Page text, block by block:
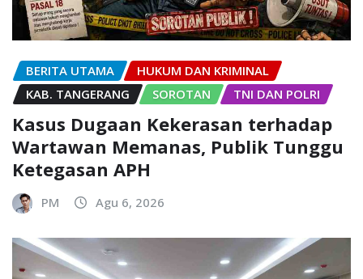
BERITA UTAMA
HUKUM DAN KRIMINAL
KAB. TANGERANG
SOROTAN TNI DAN POLRI
Kasus Dugaan Kekerasan terhadap
Wartawan Memanas, Publik Tunggu
Ketegasan APH
PM Agu 6, 2026